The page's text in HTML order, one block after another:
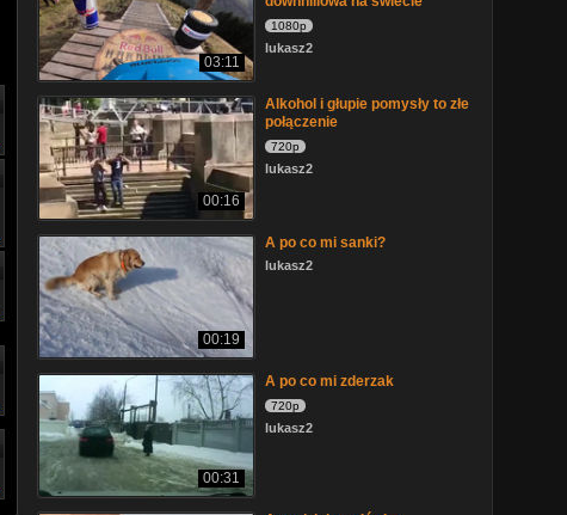
03:11
1080p
lukasz2
00:16
Alkohol i głupie pomysły to złe
połączenie
720p
lukasz2
00:19
A po co mi sanki?
lukasz2
00:31
A po co mi zderzak
720p
lukasz2